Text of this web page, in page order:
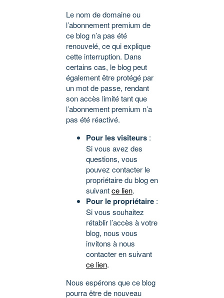
Le nom de domaine ou
l’abonnement premium de
ce blog n’a pas été
renouvelé, ce qui explique
cette interruption. Dans
certains cas, le blog peut
également être protégé par
un mot de passe, rendant
son accès limité tant que
l’abonnement premium n’a
pas été réactivé.
Pour les visiteurs :
Si vous avez des
questions, vous
pouvez contacter le
propriétaire du blog en
suivantce lien.
Pour le propriétaire :
Si vous souhaitez
rétablir l’accès à votre
blog, nous vous
invitons à nous
contacter en suivant
ce lien.
Nous espérons que ce blog
pourra être de nouveau